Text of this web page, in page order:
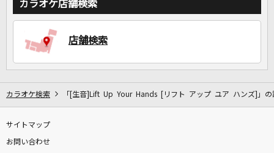
自宅でカラオケ歌い放題！
家族や友達と一緒に！練習にも！
カラオケ店舗検索
店舗検索
カラオケ検索 「[生音]Lift Up Your Hands [リフト アップ ユア ハンズ]」の
サイトマップ
お問い合わせ